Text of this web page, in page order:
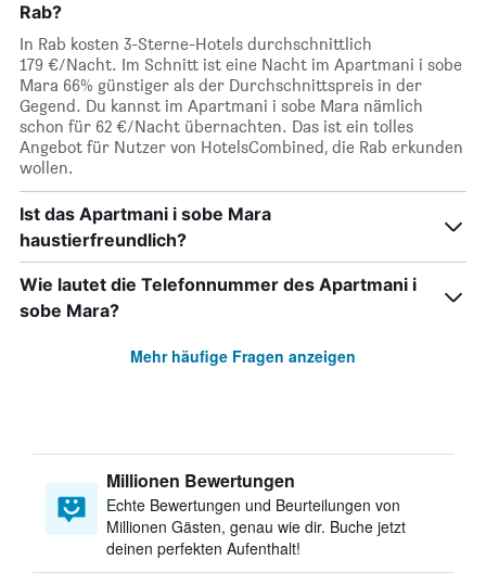
Rab?
In Rab kosten 3-Sterne-Hotels durchschnittlich
179 €/Nacht. Im Schnitt ist eine Nacht im Apartmani i sobe
Mara 66% günstiger als der Durchschnittspreis in der
Gegend. Du kannst im Apartmani i sobe Mara nämlich
schon für 62 €/Nacht übernachten. Das ist ein tolles
Angebot für Nutzer von HotelsCombined, die Rab erkunden
wollen.
Ist das Apartmani i sobe Mara
haustierfreundlich?
Wie lautet die Telefonnummer des Apartmani i
sobe Mara?
Mehr häufige Fragen anzeigen
Millionen Bewertungen
Echte Bewertungen und Beurteilungen von
Millionen Gästen, genau wie dir. Buche jetzt
deinen perfekten Aufenthalt!